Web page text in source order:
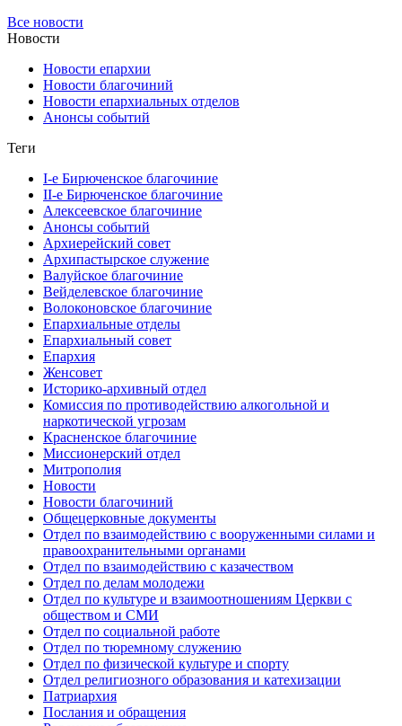
Все новости
Новости
Новости епархии
Новости благочиний
Новости епархиальных отделов
Анонсы событий
Теги
I-е Бирюченское благочиние
II-е Бирюченское благочиние
Алексеевское благочиние
Анонсы событий
Архиерейский совет
Архипастырское служение
Валуйское благочиние
Вейделевское благочиние
Волоконовское благочиние
Епархиальные отделы
Епархиальный совет
Епархия
Женсовет
Историко-архивный отдел
Комиссия по противодействию алкогольной и
наркотической угрозам
Красненское благочиние
Миссионерский отдел
Митрополия
Новости
Новости благочиний
Общецерковные документы
Отдел по взаимодействию с вооруженными силами и
правоохранительными органами
Отдел по взаимодействию с казачеством
Отдел по делам молодежи
Отдел по культуре и взаимоотношениям Церкви с
обществом и СМИ
Отдел по социальной работе
Отдел по тюремному служению
Отдел по физической культуре и спорту
Отдел религиозного образования и катехизации
Патриархия
Послания и обращения